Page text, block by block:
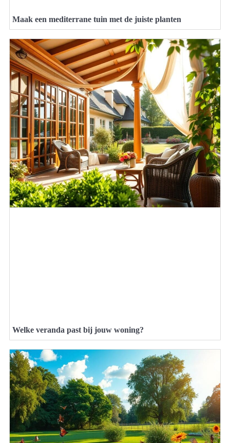
Maak een mediterrane tuin met de juiste planten
Welke veranda past bij jouw woning?